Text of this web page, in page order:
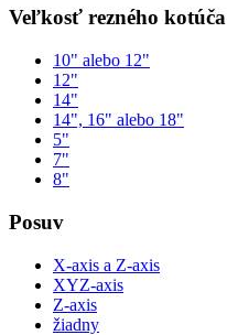
Veľkosť rezného kotúča
10" alebo 12"
12"
14"
14", 16" alebo 18"
5"
7"
8"
Posuv
X-axis a Z-axis
XYZ-axis
Z-axis
žiadny